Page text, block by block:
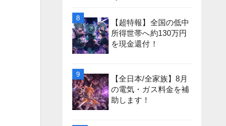
【超特報】全国の低中
所得世帯へ約130万円
を現金還付！
【全日本/全家族】8月
の電気・ガス料金を補
助します！